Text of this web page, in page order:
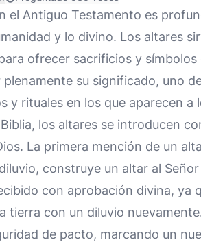
el Antiguo Testamento es
y lo divino. Los altares
ofrecer sacrificios y
plenamente su significado, uno
rituales en los que aparecen a
los altares se introducen
La primera mención de un
construye un altar al
con aprobación divina, ya
tierra con un diluvio
de pacto, marcando un